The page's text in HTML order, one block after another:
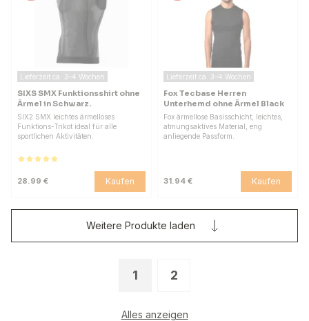
Lieferzeit ca. 3–4 Wochen
SIXS SMX Funktionsshirt ohne
Ärmel in Schwarz.
SIX2 SMX leichtes ärmelloses
Funktions-Trikot ideal für alle
sportlichen Aktivitäten.
28.99 € Kaufen
Lieferzeit ca. 3–4 Wochen
Fox Tecbase Herren
Unterhemd ohne Ärmel Black
Fox ärmellose Basisschicht, leichtes,
atmungsaktives Material, eng
anliegende Passform.
31.94 € Kaufen
1 2
Alles anzeigen
Weitere Produkte laden